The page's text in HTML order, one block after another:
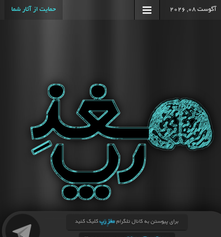
آگوست 08, 2026 حمایت از آثار شما